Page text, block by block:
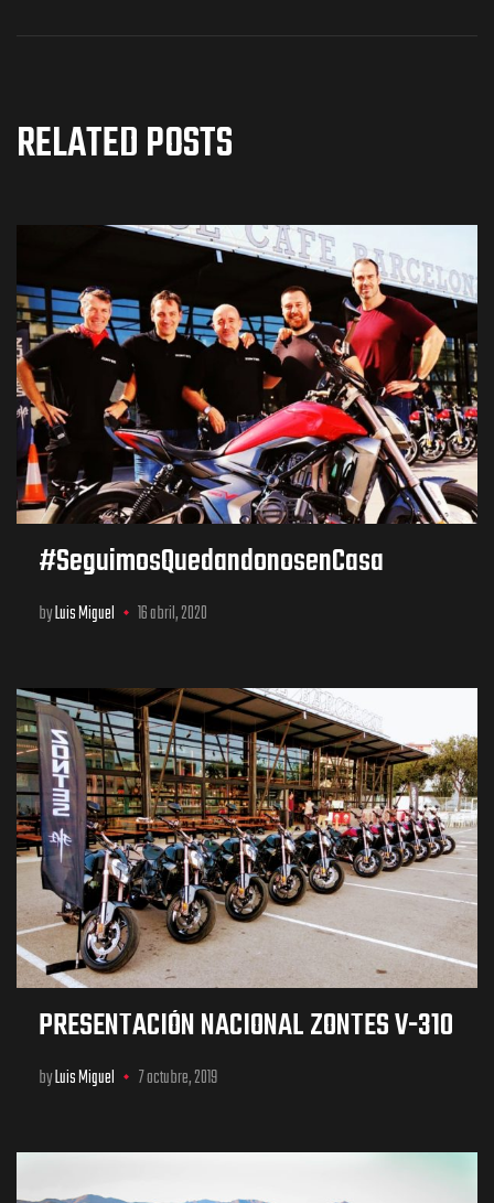
RELATED POSTS
#SeguimosQuedandonosenCasa
byLuis Miguel 16 abril, 2020
PRESENTACIÓN NACIONAL ZONTES V-310
byLuis Miguel 7 octubre, 2019